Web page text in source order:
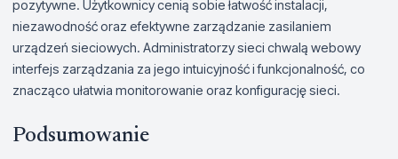
pozytywne. Użytkownicy cenią sobie łatwość instalacji,
niezawodność oraz efektywne zarządzanie zasilaniem
urządzeń sieciowych. Administratorzy sieci chwalą webowy
interfejs zarządzania za jego intuicyjność i funkcjonalność, co
znacząco ułatwia monitorowanie oraz konfigurację sieci.
Podsumowanie